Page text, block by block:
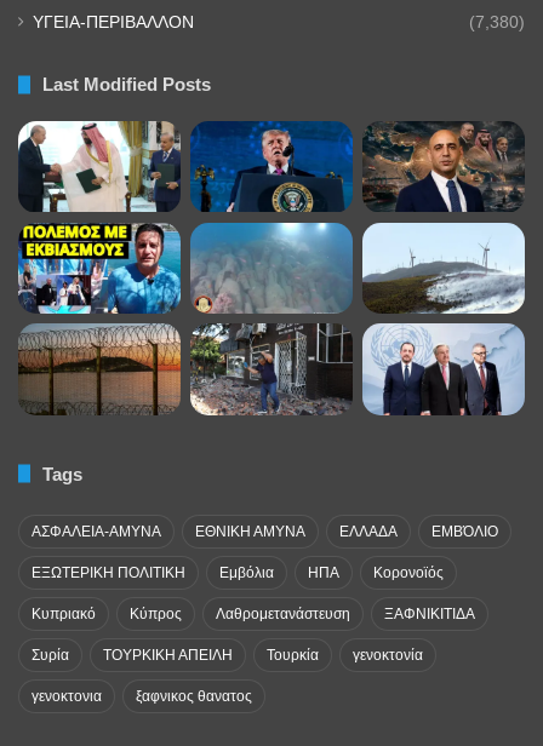
ΥΓΕΙΑ-ΠΕΡΙΒΑΛΛΟΝ (7,380)
Last Modified Posts
Tags
ΑΣΦΑΛΕΙΑ-ΑΜΥΝΑ ΕΘΝΙΚΗ ΑΜΥΝΑ ΕΛΛΑΔΑ ΕΜΒΌΛΙΟ
ΕΞΩΤΕΡΙΚΗ ΠΟΛΙΤΙΚΗ Εμβόλια ΗΠΑ Κορονοϊός
Κυπριακό Κύπρος Λαθρομετανάστευση ΞΑΦΝΙΚΙΤΙΔΑ
Συρία ΤΟΥΡΚΙΚΗ ΑΠΕΙΛΗ Τουρκία γενοκτονία
γενοκτονια ξαφνικος θανατος